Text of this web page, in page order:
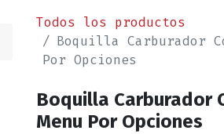
Todos los productos
Boquilla Carburador
Por Opciones
Boquilla Carburador
Menu Por Opciones